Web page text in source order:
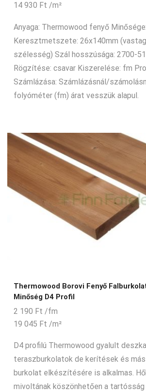
14 930 Ft /m²
Anyaga: Thermowood fenyő
Keresztmetszete: 26x140mm
szélesség) Szál hosszúsága: 2700-
Rögzítése: csavar Kiszerelése: fm
Számlázása: Számlázásnál/
folyóméter (fm) árat vesszük alapul.
Thermowood Borovi Fenyő
Minőség D4 Profil
2 190 Ft /fm
19 045 Ft /m²
D4 profilú Thermowood gyalult
teraszburkolatok de kerítések és
burkolat elkészítésére is alkalmas.
mivoltának köszönhetően a tartósság